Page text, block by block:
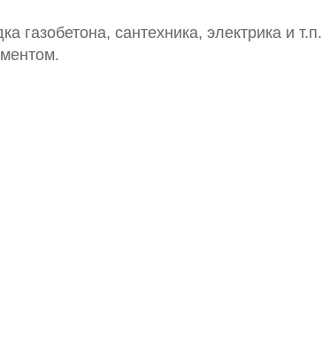
газобетона, сантехника, электрика и т.п.